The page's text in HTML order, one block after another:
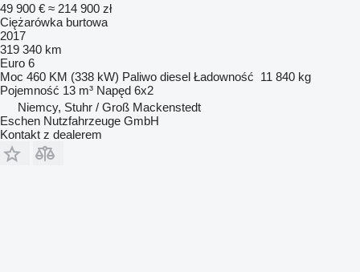
49 900 € ≈ 214 900 zł
Ciężarówka burtowa
2017
319 340 km
Euro 6
Moc 460 KM (338 kW) Paliwo diesel Ładowność 11 840 kg
Pojemność 13 m³ Napęd 6x2
Niemcy, Stuhr / Groß Mackenstedt
Eschen Nutzfahrzeuge GmbH
Kontakt z dealerem